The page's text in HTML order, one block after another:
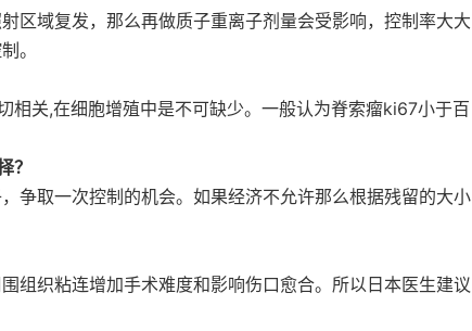
区域复发，那么再做质子重离子剂量会受影响，控制率大大
。
相关,在细胞增殖中是不可缺少。一般认为脊索瘤ki67小于百
？
争取一次控制的机会。如果经济不允许那么根据残留的大小
组织粘连增加手术难度和影响伤口愈合。所以日本医生建议